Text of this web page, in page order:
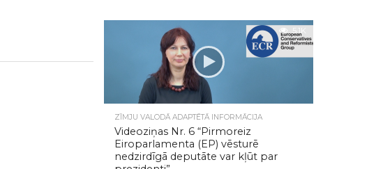
5.1K
ZĪMJU VALODĀ ADAPTĒTĀ INFORMĀCIJA
Videoziņas Nr. 6 “Pirmoreiz
Eiroparlamenta (EP) vēsturē
nedzirdīgā deputāte var kļūt par